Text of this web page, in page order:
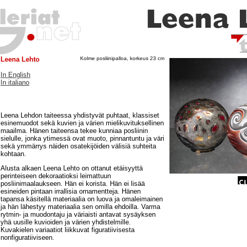
Leena Lehto
In English
In italiano
Kolme posliinipalloa, korkeus 23 cm
Leena Lehdon taiteessa yhdistyvät puhtaat, klassiset
esinemuodot sekä kuvien ja värien mielikuvituksellinen
maailma. Hänen taiteensa tekee kunniaa posliinin
sielulle, jonka ytimessä ovat muoto, pinnantuntu ja väri
sekä ymmärrys näiden osatekijöiden välisiä suhteita
kohtaan.
Alusta alkaen Leena Lehto on ottanut etäisyyttä
perinteiseen dekoraatioksi leimattuun
posliinimaalaukseen. Hän ei korista. Hän ei lisää
esineiden pintaan irrallisia ornamentteja. Hänen
tapansa käsitellä materiaalia on luova ja omaleimainen
ja hän lähestyy materiaalia sen omilla ehdoilla. Varma
rytmin- ja muodontaju ja väriaisti antavat sysäyksen
yhä uusille kuvioiden ja värien yhdistelmille.
Kuvakielen variaatiot liikkuvat figuratiivisesta
nonfiguratiiviseen.